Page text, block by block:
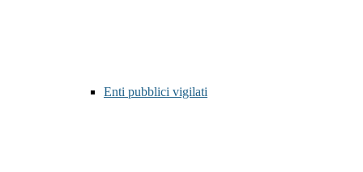
Enti pubblici vigilati